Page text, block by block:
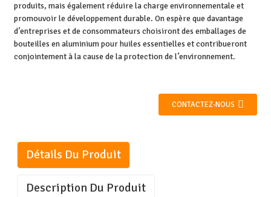
produits, mais également réduire la charge environnementale et
promouvoir le développement durable. On espère que davantage
d’entreprises et de consommateurs choisiront des emballages de
bouteilles en aluminium pour huiles essentielles et contribueront
conjointement à la cause de la protection de l’environnement.
CONTACTEZ-NOUS
Détails Du Produit
Description Du Produit